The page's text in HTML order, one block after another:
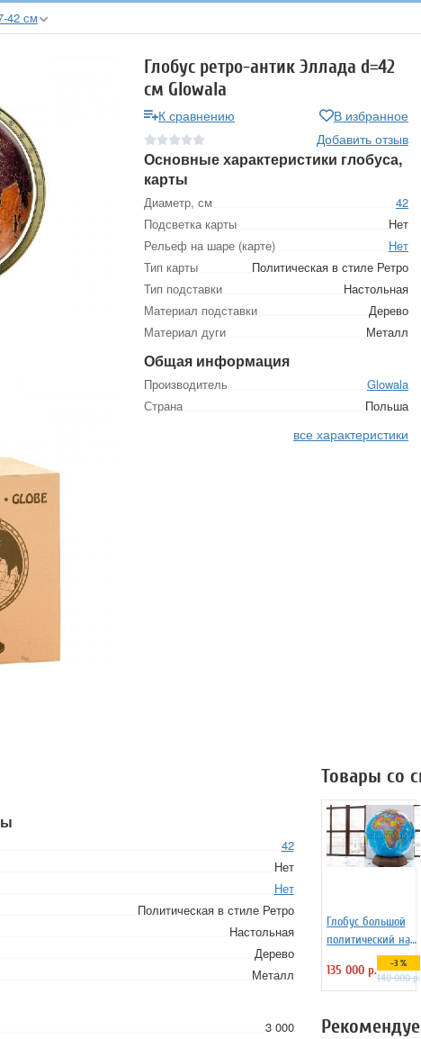
42 см
Глобус ретро-антик Эллада d=42
см Glowala
К сравнению
В избранное
Добавить отзыв
Основные характеристики глобуса,
карты
Диаметр, см
42
Подсветка карты
Нет
Рельеф на шаре (карте)
Нет
Тип карты
Политическая в стиле Ретро
Тип подставки
Настольная
Материал подставки
Дерево
Материал дуги
Металл
Общая информация
Производитель
Glowala
Страна
Польша
все характеристики
42
Нет
Нет
Политическая в стиле Ретро
Настольная
Дерево
Металл
3 000
Товары со
Глобус большой
политический на
деревянной
подставке d=130
см
135 000 р. -3 %
140 000 р.